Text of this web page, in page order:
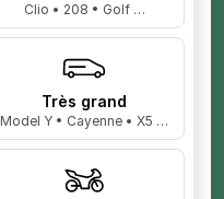
Clio • 208 • Golf …
Très grand
Model Y • Cayenne • X5 …